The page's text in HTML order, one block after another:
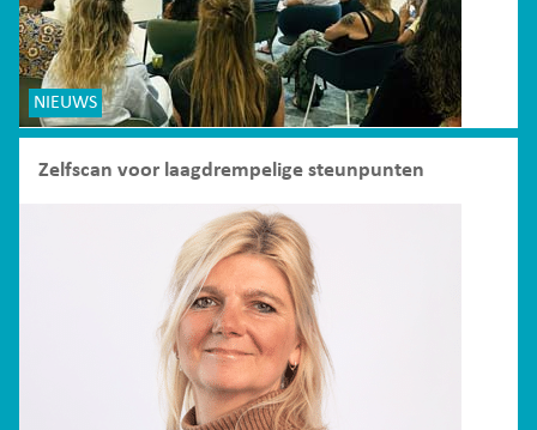
NIEUWS
Zelfscan voor laagdrempelige steunpunten